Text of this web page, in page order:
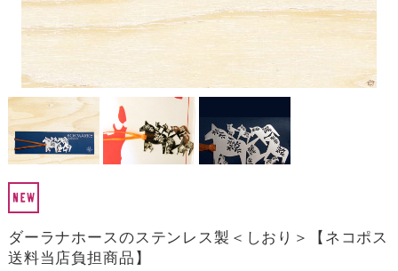
ダーラナホースのステンレス製＜しおり＞【ネコポス
送料当店負担商品】